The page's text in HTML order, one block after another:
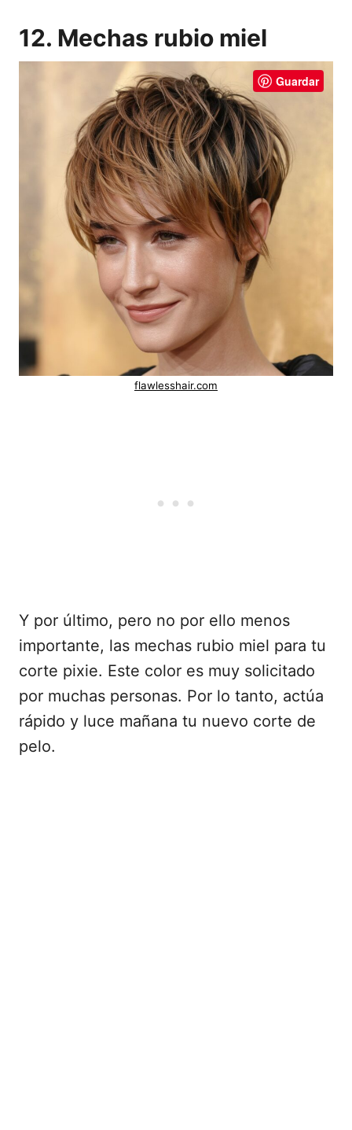
12. Mechas rubio miel
Guardar
flawlesshair.com
Y por último, pero no por ello menos
importante, las mechas rubio miel para tu
corte pixie. Este color es muy solicitado
por muchas personas. Por lo tanto, actúa
rápido y luce mañana tu nuevo corte de
pelo.